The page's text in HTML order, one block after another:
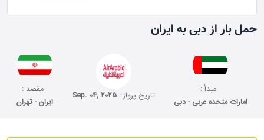
حمل بار از دبی به ایران
مبدأ :
امارات متحده عربی - دبی
تاریخ پرواز :Sep. 04, 2025
مقصد :
ایران - تهران